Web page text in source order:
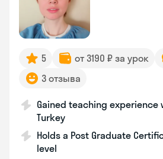
5 от 3190 ₽ за урок
3 отзыва
Gained teaching experience
Turkey
Holds a Post Graduate
level